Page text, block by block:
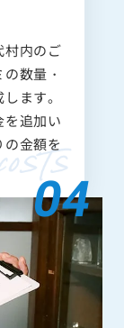
村内のご
数量・
ます。
追加い
金額を